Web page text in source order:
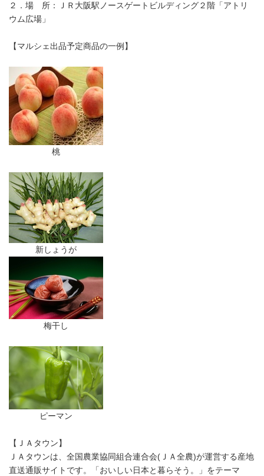
２．場 所：ＪＲ大阪駅ノースゲートビルディング２階「アトリ
ウム広場」
【マルシェ出品予定商品の一例】
桃
新しょうが
梅干し
ピーマン
【ＪＡタウン】
ＪＡタウンは、全国農業協同組合連合会(ＪＡ全農)が運営する産地
直送通販サイトです。「おいしい日本と暮らそう。」をテーマ